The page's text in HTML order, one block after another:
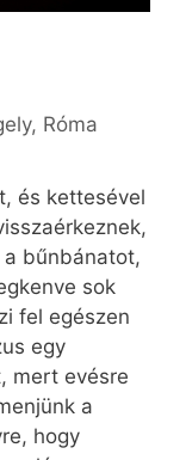
Róma
és kettesével
bűnbánatot,
sok
fel egészen
egy
mert evésre
a
hogy